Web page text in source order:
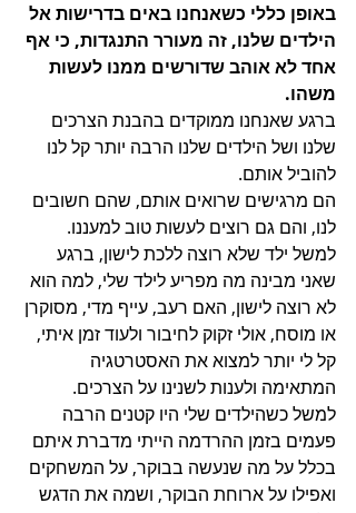
באופן כללי כשאנחנו באים בדרישות אל
הילדים שלנו, זה מעורר התנגדות, כי אף
אחד לא אוהב שדורשים ממנו לעשות
משהו.
ברגע שאנחנו ממוקדים בהבנת הצרכים
שלנו ושל הילדים שלנו הרבה יותר קל לנו
להוביל אותם.
הם מרגישים שרואים אותם, שהם חשובים
לנו, והם גם רוצים לעשות טוב למעננו.
למשל ילד שלא רוצה ללכת לישון, ברגע
שאני מבינה מה מפריע לילד שלי, למה הוא
לא רוצה לישון, האם רעב, עייף מדי, מסוקרן
או מוסח, אולי זקוק לחיבור ולעוד זמן איתי,
קל לי יותר למצוא את האסטרטגיה
המתאימה ולענות לשנינו על הצרכים.
למשל כשהילדים שלי היו קטנים הרבה
פעמים בזמן ההרדמה הייתי מדברת איתם
בכלל על מה שנעשה בבוקר, על המשחקים
ואפילו על ארוחת הבוקר, ושמה את הדגש